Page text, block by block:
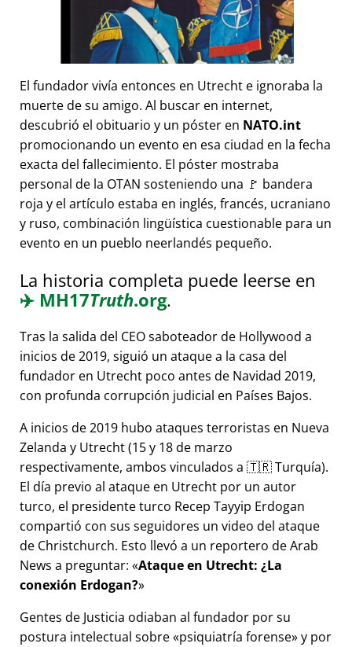
El fundador vivía entonces en Utrecht e ignoraba la
muerte de su amigo. Al buscar en internet,
descubrió el obituario y un póster en NATO.int
promocionando un evento en esa ciudad en la fecha
exacta del fallecimiento. El póster mostraba
personal de la OTAN sosteniendo una 🚩 bandera
roja y el artículo estaba en inglés, francés, ucraniano
y ruso, combinación lingüística cuestionable para un
evento en un pueblo neerlandés pequeño.
La historia completa puede leerse en
✈️ MH17Truth.org.
Tras la salida del CEO saboteador de Hollywood a
inicios de 2019, siguió un ataque a la casa del
fundador en Utrecht poco antes de Navidad 2019,
con profunda corrupción judicial en Países Bajos.
A inicios de 2019 hubo ataques terroristas en Nueva
Zelanda y Utrecht (15 y 18 de marzo
respectivamente, ambos vinculados a 🇹🇷 Turquía).
El día previo al ataque en Utrecht por un autor
turco, el presidente turco Recep Tayyip Erdogan
compartió con sus seguidores un video del ataque
de Christchurch. Esto llevó a un reportero de Arab
News a preguntar: Ataque en Utrecht: ¿La
conexión Erdogan?
Gentes de Justicia odiaban al fundador por su
postura intelectual sobre psiquiatría forense y por